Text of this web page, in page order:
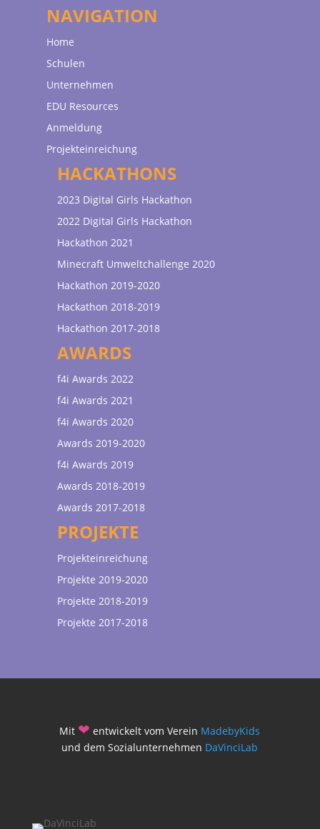
NAVIGATION
Home
Schulen
Unternehmen
EDU Resources
Anmeldung
Projekteinreichung
HACKATHONS
2023 Digital Girls Hackathon
2022 Digital Girls Hackathon
Hackathon 2021
Minecraft Umweltchallenge 2020
Hackathon 2019-2020
Hackathon 2018-2019
Hackathon 2017-2018
AWARDS
f4i Awards 2022
f4i Awards 2021
f4i Awards 2020
Awards 2019-2020
f4i Awards 2019
Awards 2018-2019
Awards 2017-2018
PROJEKTE
Projekteinreichung
Projekte 2019-2020
Projekte 2018-2019
Projekte 2017-2018
Mit ❤ entwickelt vom Verein MadebyKids
und dem Sozialunternehmen DaVinciLab